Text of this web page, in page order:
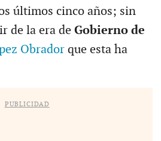
últimos cinco años; sin
de la era de Gobierno de
Obradorque esta ha
PUBLICIDAD